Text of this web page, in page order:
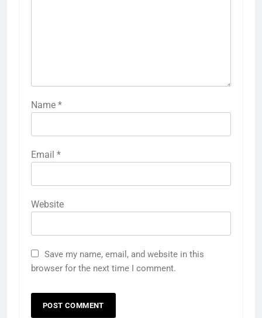
Name *
Email *
Website
Save my name, email, and website in this
browser for the next time I comment.